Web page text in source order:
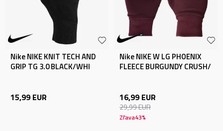
Nike NIKE KNIT TECH AND
GRIP TG 3.0 BLACK/WHI
15,99 EUR
Nike NIKE W LG PHOENIX
FLEECE BURGUNDY CRUSH/
16,99 EUR
29,99EUR
Zľava43%